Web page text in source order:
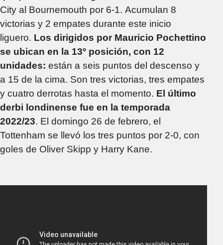
City al Bournemouth por 6-1. Acumulan 8
victorias y 2 empates durante este inicio
liguero. Los dirigidos por Mauricio Pochettino
se ubican en la 13º posición, con 12
unidades: están a seis puntos del descenso y
a 15 de la cima. Son tres victorias, tres empates
y cuatro derrotas hasta el momento. El último
derbi londinense fue en la temporada
2022/23. El domingo 26 de febrero, el
Tottenham se llevó los tres puntos por 2-0, con
goles de Oliver Skipp y Harry Kane.